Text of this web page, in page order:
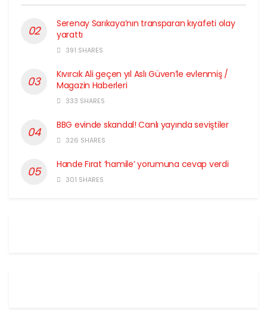
Serenay Sarıkaya’nın transparan kıyafeti olay
yarattı
391 SHARES
Kıvırcık Ali geçen yıl Aslı Güven’le evlenmiş /
Magazin Haberleri
333 SHARES
BBG evinde skandal! Canlı yayında seviştiler
326 SHARES
Hande Fırat ‘hamile’ yorumuna cevap verdi
301 SHARES